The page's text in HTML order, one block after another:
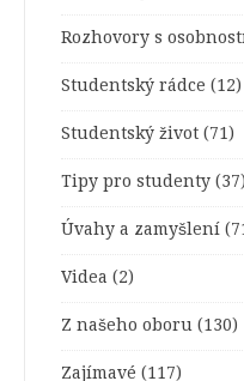
Rozhovory s
Studentský rádce (12)
Studentský život (71)
Tipy pro studenty (37)
Úvahy a zamyšlení
Videa (2)
Z našeho oboru (130)
Zajímavé (117)